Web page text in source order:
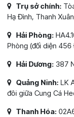
Trụ sở chính:
Hạ Đình, Thanh
Hải Phòng:
Phòng (đối diện
Hải Dương: 387
Quảng Ninh: LK
đôi giữa Cung Cá
Thanh Hóa: